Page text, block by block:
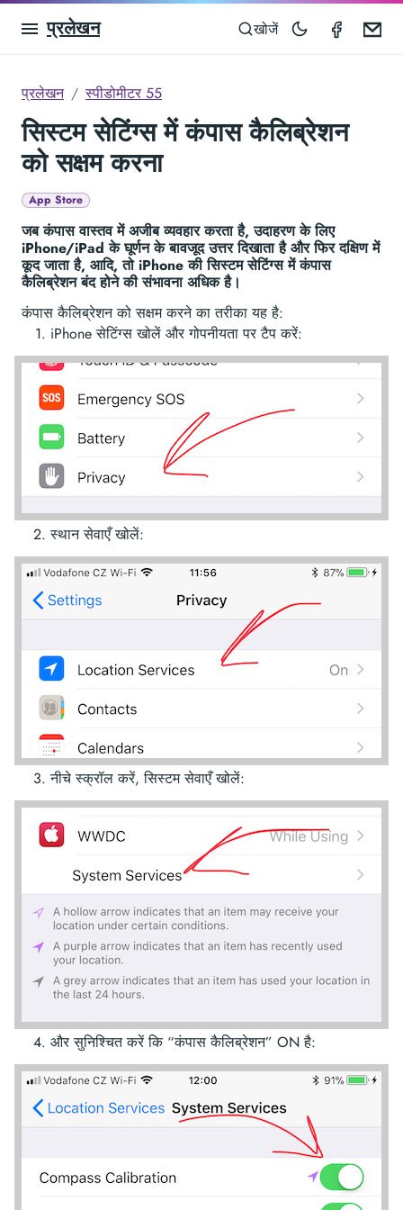
प्रलेखन खोजें
प्रलेखन स्पीडोमीटर 55
सिस्टम सेटिंग्स में कंपास कैलिब्रेशन
को सक्षम करना
App Store
जब कंपास वास्तव में अजीब व्यवहार करता है, उदाहरण के लिए
iPhone/iPad के घूर्णन के बावजूद उत्तर दिखाता है और फिर दक्षिण में
कूद जाता है, आदि, तो iPhone की सिस्टम सेटिंग्स में कंपास
कैलिब्रेशन बंद होने की संभावना अधिक है।
कंपास कैलिब्रेशन को सक्षम करने का तरीका यह है:
iPhone सेटिंग्स खोलें और गोपनीयता पर टैप करें:
स्थान सेवाएँ खोलें:
नीचे स्क्रॉल करें, सिस्टम सेवाएँ खोलें:
और सुनिश्चित करें कि “कंपास कैलिब्रेशन” ON है: